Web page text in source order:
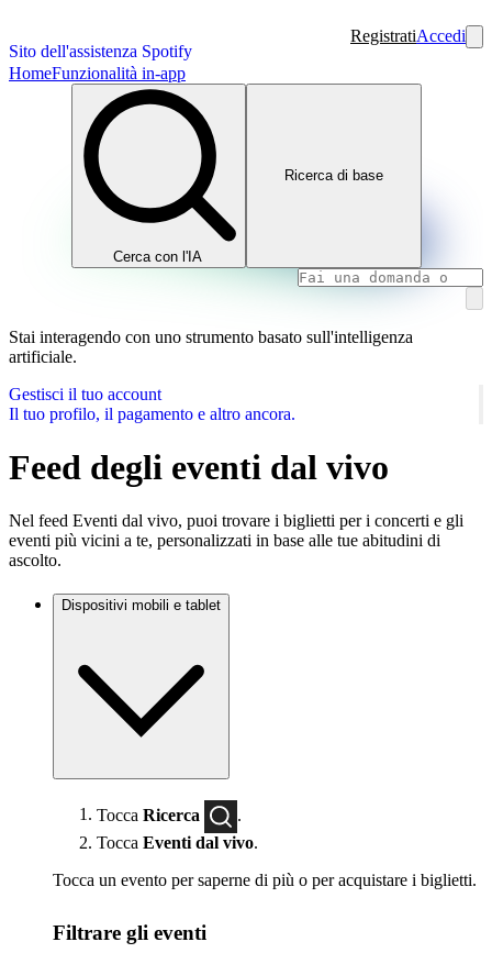
Sito dell'assistenza Spotify
RegistratiAccedi
HomeFunzionalità in-app
Cerca con l'IA
Ricerca di base
Stai interagendo con uno strumento basato sull'intelligenza
artificiale.
Gestisci il tuo account
Il tuo profilo, il pagamento e altro ancora.
Feed degli eventi dal vivo
Nel feed Eventi dal vivo, puoi trovare i biglietti per i concerti e gli
eventi più vicini a te, personalizzati in base alle tue abitudini di
ascolto.
Dispositivi mobili e tablet
Tocca Ricerca
.
Tocca Eventi dal vivo.
Tocca un evento per saperne di più o per acquistare i biglietti.
Filtrare gli eventi